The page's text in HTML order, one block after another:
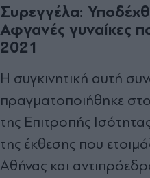
Συρεγγέλα:
Αφγανές γυναίκες
2021
Η συγκινητική αυτή
πραγματοποιήθηκε
της Επιτροπής
της έκθεσης που
Αθήνας και